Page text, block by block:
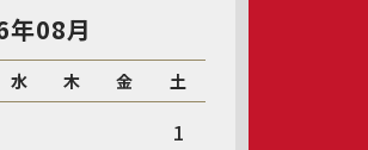
08月
水 木 金 土
1